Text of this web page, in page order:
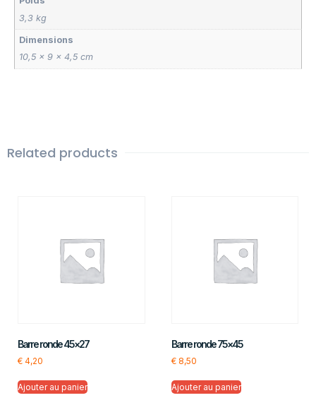
3,3 kg
Dimensions
10,5 × 9 × 4,5 cm
Related products
Barre ronde 45×27
€ 4,20
Ajouter au panier
Barre ronde 75×45
€8,50
Ajouter au panier